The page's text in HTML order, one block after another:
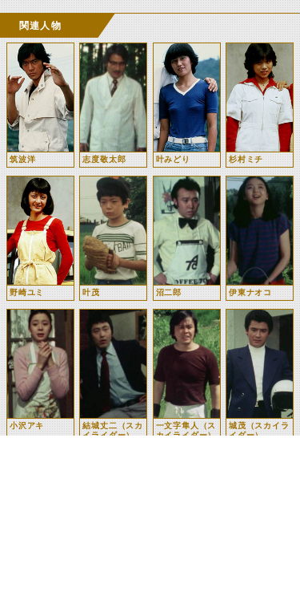
関連人物
筑波洋 志度敬太郎 叶みどり 杉村ミチ
野崎ユミ 叶茂 沼二郎 伊東ナオコ
小沢アキ
結城丈二（スカ
イライダー）
一文字隼人（ス
カイライダー）
城茂（スカイラ
イダー）